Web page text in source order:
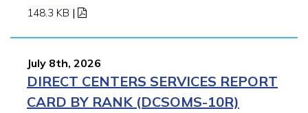
148.3 KB |
July 8th, 2026
DIRECT CENTERS SERVICES REPORT
CARD BY RANK (DCSOMS-10R)